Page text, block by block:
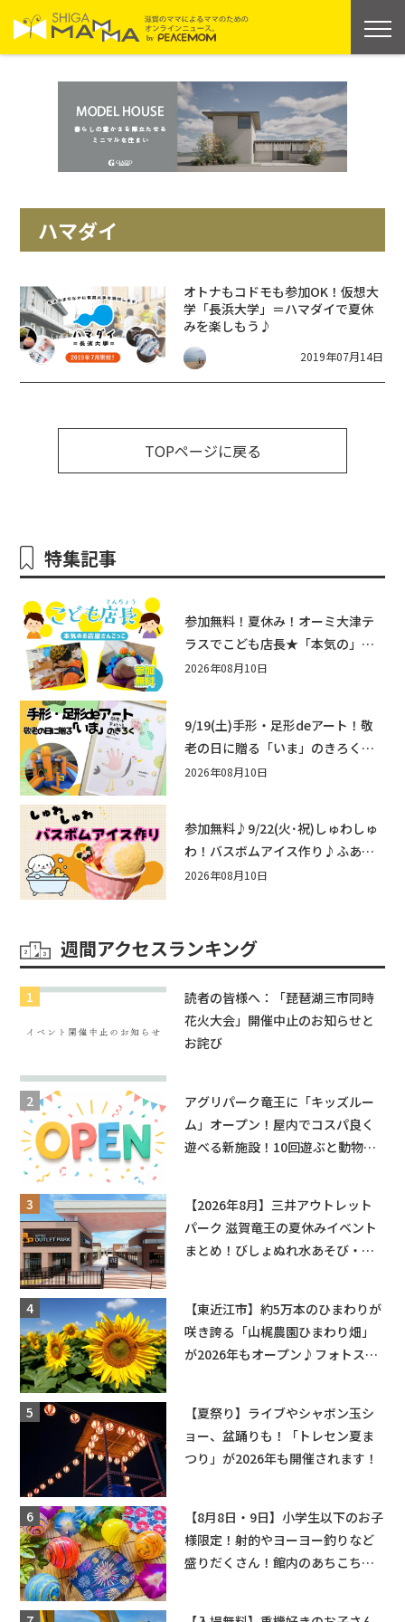
ハマダイ
オトナもコドモも参加OK！仮想大
学「長浜大学」＝ハマダイで夏休
みを楽しもう♪
2019年07月14日
TOPページに戻る
特集記事
参加無料！夏休み！オーミ大津テ
ラスでこども店長★「本気の」お
店屋さんごっこ8/22(土)開催！&ワ
2026年08月10日
9/19(土)手形・足形deアート！敬
老の日に贈る「いま」のきろく♪
他にもふあふあ遊具などお楽しみ
2026年08月10日
参加無料♪9/22(火･祝)しゅわしゅ
わ！バスボムアイス作り♪ふあふ
あ遊具もあるよ！in近江八幡
2026年08月10日
週間アクセスランキング
読者の皆様へ：「琵琶湖三市同時
花火大会」開催中止のお知らせと
お詫び
アグリパーク竜王に「キッズルー
ム」オープン！屋内でコスパ良く
遊べる新施設！10回遊ぶと動物触
【2026年8月】三井アウトレット
パーク 滋賀竜王の夏休みイベント
まとめ！びしょぬれ水あそび・激
【東近江市】約5万本のひまわりが
咲き誇る「山梶農園ひまわり畑」
が2026年もオープン♪フォトスポ
【夏祭り】ライブやシャボン玉シ
ョー、盆踊りも！「トレセン夏ま
つり」が2026年も開催されます！
【8月8日・9日】小学生以下のお子
様限定！射的やヨーヨー釣りなど
盛りだくさん！館内のあちこちに